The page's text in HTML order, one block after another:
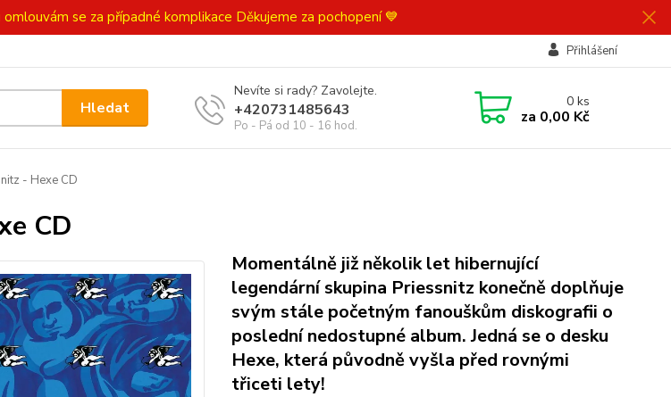
se za případné komplikace Děkujeme za pochopení 💙
Přihlášení
Hledat
Nevíte si rady? Zavolejte.
+420731485643
Po - Pá od 10 - 16 hod.
0ks
za 0,00 Kč
- Hexe CD
CD
Momentálně již několik let hibernující
legendární skupina Priessnitz konečně doplňuje
svým stále početným fanouškům diskografii o
poslední nedostupné album. Jedná se o desku
Hexe, která původně vyšla před rovnými
třiceti lety!